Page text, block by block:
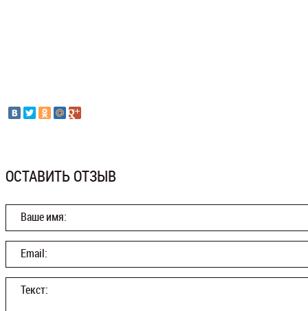
ОСТАВИТЬ ОТЗЫВ
Ваше имя:
Email:
Текст: